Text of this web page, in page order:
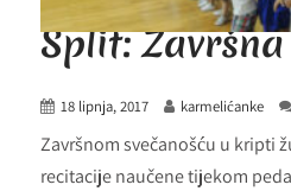
Split:
18 lipnja, 2017 karmelićanke
Završnom svečanošću u kripti
recitacije naučene tijekom